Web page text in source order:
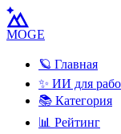
MOGE
🪐 Главная
✨ ИИ для
📚 Категория
📊 Рейтинг